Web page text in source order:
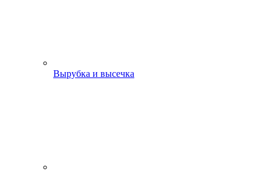
Вырубка и высечка